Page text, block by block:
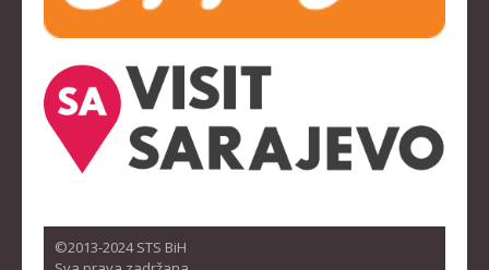
©2013-2024 STS BiH